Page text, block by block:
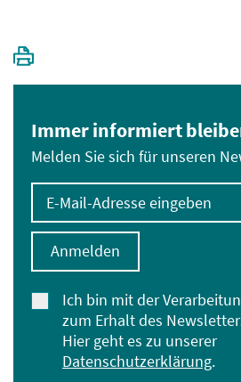
Immer informiert
Melden Sie sich für unseren
E-Mail-Adresse eingeben
Ich bin mit der
zum Erhalt des
Hier geht es zu unserer
Datenschutzerklärung.
Anmelden